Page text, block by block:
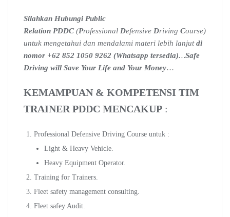
Silahkan Hubungi Public
Relation PDDC (Professional Defensive Driving Course)
untuk mengetahui dan mendalami materi lebih lanjutdi
nomor +62 852 1050 9262 (Whatsapp tersedia)…Safe
Driving will Save Your Life and Your Money…
KEMAMPUAN & KOMPETENSI TIM
TRAINER PDDC MENCAKUP :
Professional Defensive Driving Course untuk :
Light & Heavy Vehicle.
Heavy Equipment Operator.
Training for Trainers.
Fleet safety management consulting.
Fleet safey Audit.